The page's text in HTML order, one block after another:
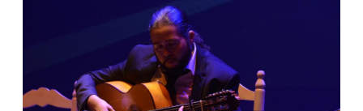
convocatoria de becas para el estudio de idiomas
en el extranjero a todo el año 2020.